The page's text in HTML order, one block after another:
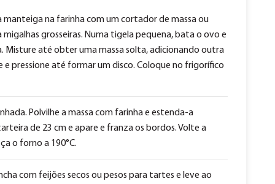
manteiga na farinha com um cortador de massa ou
grosseiras. Numa tigela pequena, bata o ovo e
Misture até obter uma massa solta, adicionando outra
e pressione até formar um disco. Coloque no frigorífico
Polvilhe a massa com farinha e estenda-a
de 23 cm e apare e franza os bordos. Volte a
o forno a 190°C.
com feijões secos ou pesos para tartes e leve ao